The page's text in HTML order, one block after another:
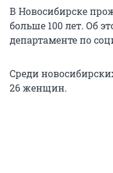
В Новосибирске
больше 100 лет. Об
департаменте по
Среди
26 женщин.